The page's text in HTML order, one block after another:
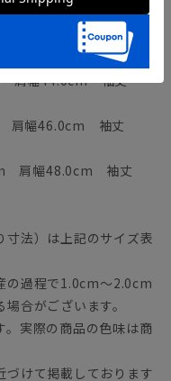
肩幅42.0cm 袖丈
肩幅44.0cm 袖丈
肩幅46.0cm 袖丈
肩幅48.0cm 袖丈
法）は上記のサイズ表
の過程で1.0cm～2.0cm
合がございます。
実際の商品の色味は商
けて掲載しております